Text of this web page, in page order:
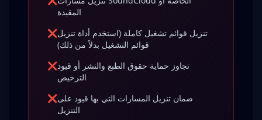
المقيدة
❌تنزيل قوائم تشغيل كاملة (استخدم أداة تنزيل
قوائم التشغيل بدلاً من ذلك)
❌تجاوز حماية حقوق الطبع والنشر أو قيود
الترخيص
❌ضمان تنزيل المسارات التي بها قيود على
التنزيل